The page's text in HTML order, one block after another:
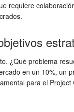
requiere
¿Qué problema
en un 10%,
para el Project